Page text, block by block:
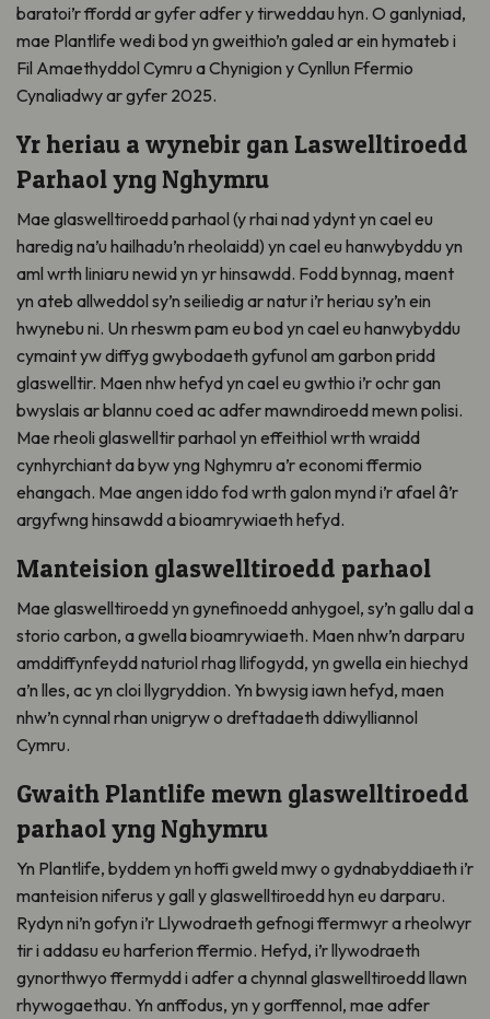
baratoi’r ffordd ar gyfer adfer y tirweddau hyn. O ganlyniad,
mae Plantlife wedi bod yn gweithio’n galed ar ein hymateb i
Fil Amaethyddol Cymru a Chynigion y Cynllun Ffermio
Cynaliadwy ar gyfer 2025.
Yr heriau a wynebir gan Laswelltiroedd
Parhaol yng Nghymru
Mae glaswelltiroedd parhaol (y rhai nad ydynt yn cael eu
haredig na’u hailhadu’n rheolaidd) yn cael eu hanwybyddu yn
aml wrth liniaru newid yn yr hinsawdd. Fodd bynnag, maent
yn ateb allweddol sy’n seiliedig ar natur i’r heriau sy’n ein
hwynebu ni. Un rheswm pam eu bod yn cael eu hanwybyddu
cymaint yw diffyg gwybodaeth gyfunol am garbon pridd
glaswelltir. Maen nhw hefyd yn cael eu gwthio i’r ochr gan
bwyslais ar blannu coed ac adfer mawndiroedd mewn polisi.
Mae rheoli glaswelltir parhaol yn effeithiol wrth wraidd
cynhyrchiant da byw yng Nghymru a’r economi ffermio
ehangach. Mae angen iddo fod wrth galon mynd i’r afael â’r
argyfwng hinsawdd a bioamrywiaeth hefyd.
Manteision glaswelltiroedd parhaol
Mae glaswelltiroedd yn gynefinoedd anhygoel, sy’n gallu dal a
storio carbon, a gwella bioamrywiaeth. Maen nhw’n darparu
amddiffynfeydd naturiol rhag llifogydd, yn gwella ein hiechyd
a’n lles, ac yn cloi llygryddion. Yn bwysig iawn hefyd, maen
nhw’n cynnal rhan unigryw o dreftadaeth ddiwylliannol
Cymru.
Gwaith Plantlife mewn glaswelltiroedd
parhaol yng Nghymru
Yn Plantlife, byddem yn hoffi gweld mwy o gydnabyddiaeth i’r
manteision niferus y gall y glaswelltiroedd hyn eu darparu.
Rydyn ni’n gofyn i’r Llywodraeth gefnogi ffermwyr a rheolwyr
tir i addasu eu harferion ffermio. Hefyd, i’r llywodraeth
gynorthwyo ffermydd i adfer a chynnal glaswelltiroedd llawn
rhywogaethau. Yn anffodus, yn y gorffennol, mae adfer